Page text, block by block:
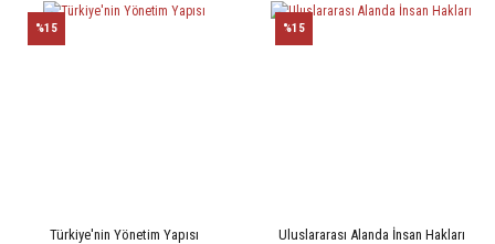
Türkiye'nin Yönetim Yapısı
%15
Uluslararası Alanda İnsan Hakları
%15